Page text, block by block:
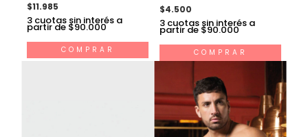
$11.985
3 cuotas sin interés a
partir de $90.000
COMPRAR
$4.500
3 cuotas sin interés a
partir de $90.000
COMPRAR